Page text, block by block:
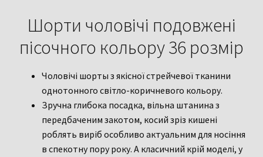
Шорти чоловічі подовжені
пісочного кольору 36 розмір
Чоловічі шорты з якісної стрейчевої тканини
однотонного світло-коричневого кольору.
Зручна глибока посадка, вільна штанина з
передбаченим закотом, косий зріз кишені
роблять виріб особливо актуальним для носіння
в спекотну пору року. А класичний крій моделі, у